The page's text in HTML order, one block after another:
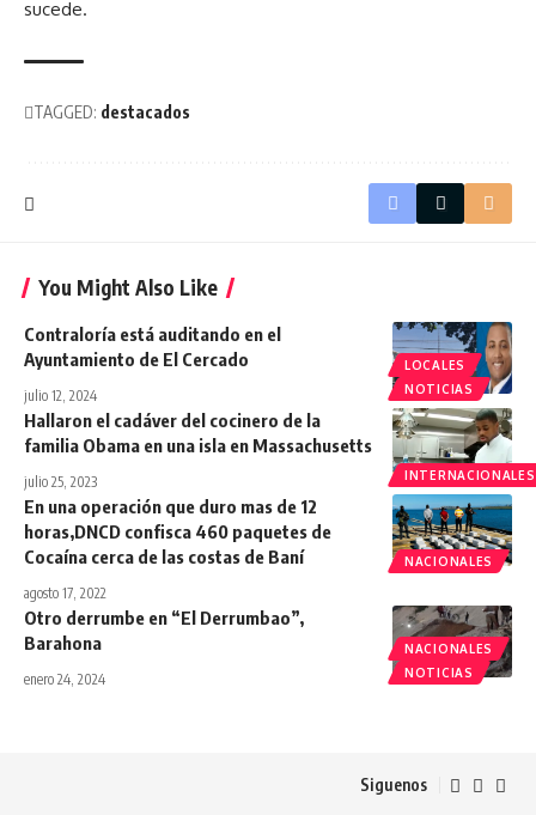
sucede.
TAGGED: destacados
You Might Also Like
LOCALES
NOTICIAS
Contraloría está auditando en el
Ayuntamiento de El Cercado
julio 12, 2024
INTERNACIONALES
Hallaron el cadáver del cocinero de la
familia Obama en una isla en Massachusetts
julio 25, 2023
NACIONALES
En una operación que duro mas de 12
horas,DNCD confisca 460 paquetes de
Cocaína cerca de las costas de Baní
agosto 17, 2022
NACIONALES
NOTICIAS
Otro derrumbe en “El Derrumbao”,
Barahona
enero 24, 2024
Siguenos